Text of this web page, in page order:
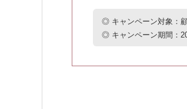
◎ キャンペーン対象：
◎ キャンペーン期間：